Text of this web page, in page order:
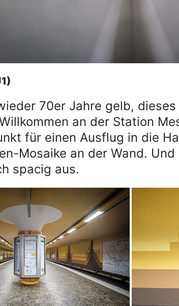
70er Jahre gelb,
an der Station
für einen Ausflug in die
Mosaike an der Wand.
spacig aus.